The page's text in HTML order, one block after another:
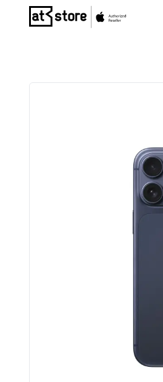
Posjetite početnu stranicu AT Store